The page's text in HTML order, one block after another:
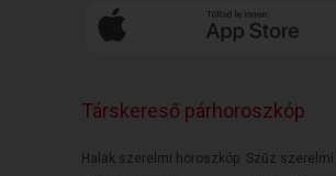
Társkereső párhoroszkóp
Halak szerelmi horoszkóp Szűz